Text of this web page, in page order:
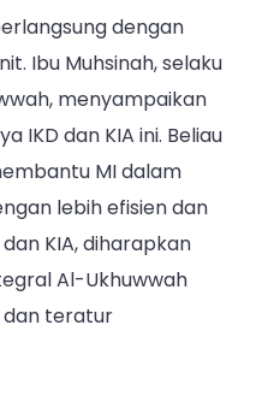
dengan
Ibu Muhsinah, selaku
menyampaikan
IKD dan KIA ini. Beliau
MI dalam
lebih efisien dan
KIA, diharapkan
Al-Ukhuwwah
teratur